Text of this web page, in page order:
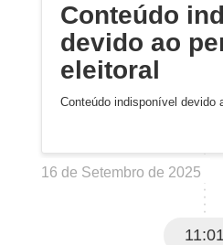
Conteúdo
devido ao
eleitoral
Conteúdo indisponível devido
16 de Setembro de 2025